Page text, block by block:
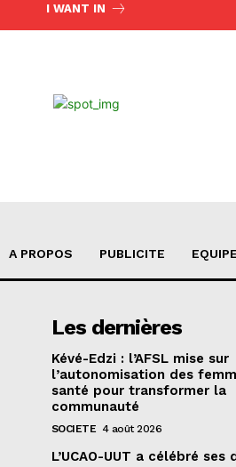
I WANT IN
A PROPOS PUBLICITE EQUIPE
Les dernières
Kévé-Edzi : l’AFSL mise sur
l’autonomisation des
santé pour transformer la
communauté
SOCIETE 4 août 2026
L’UCAO-UUT a célébré ses